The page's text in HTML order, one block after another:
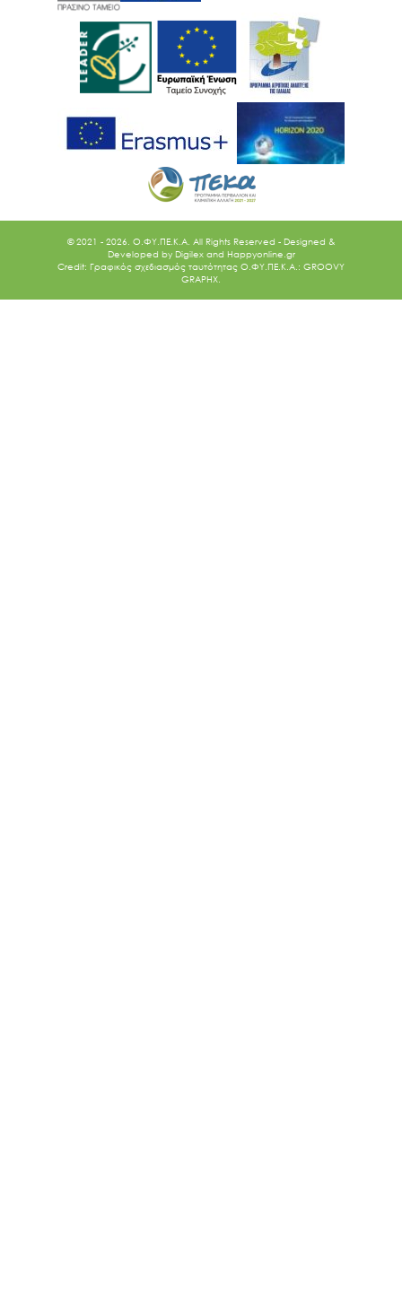
© 2021 - 2026. O.ΦΥ.ΠΕ.Κ.Α. All Rights Reserved - Designed &
Developed by Digilex and Happyonline.gr
Credit: Γραφικός σχεδιασμός ταυτότητας Ο.ΦΥ.ΠΕ.Κ.Α.: GROOVY
GRAPHX.